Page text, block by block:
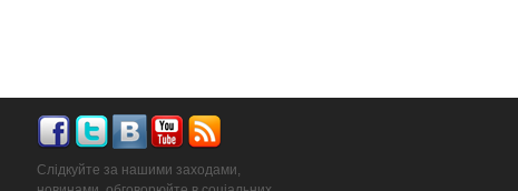
Слідкуйте за нашими заходами,